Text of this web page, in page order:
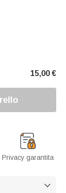
15,00 €
Privacy garantita
